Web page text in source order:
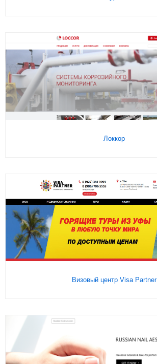
Локкор
Подробнее
Визовый центр Visa Partner
Подробнее
Подробнее